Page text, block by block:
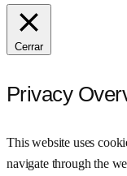
Cerrar
Privacy
This website uses
navigate through the